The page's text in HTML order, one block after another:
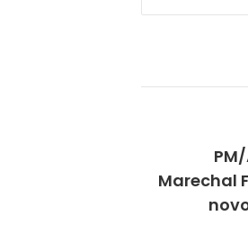
Marechal